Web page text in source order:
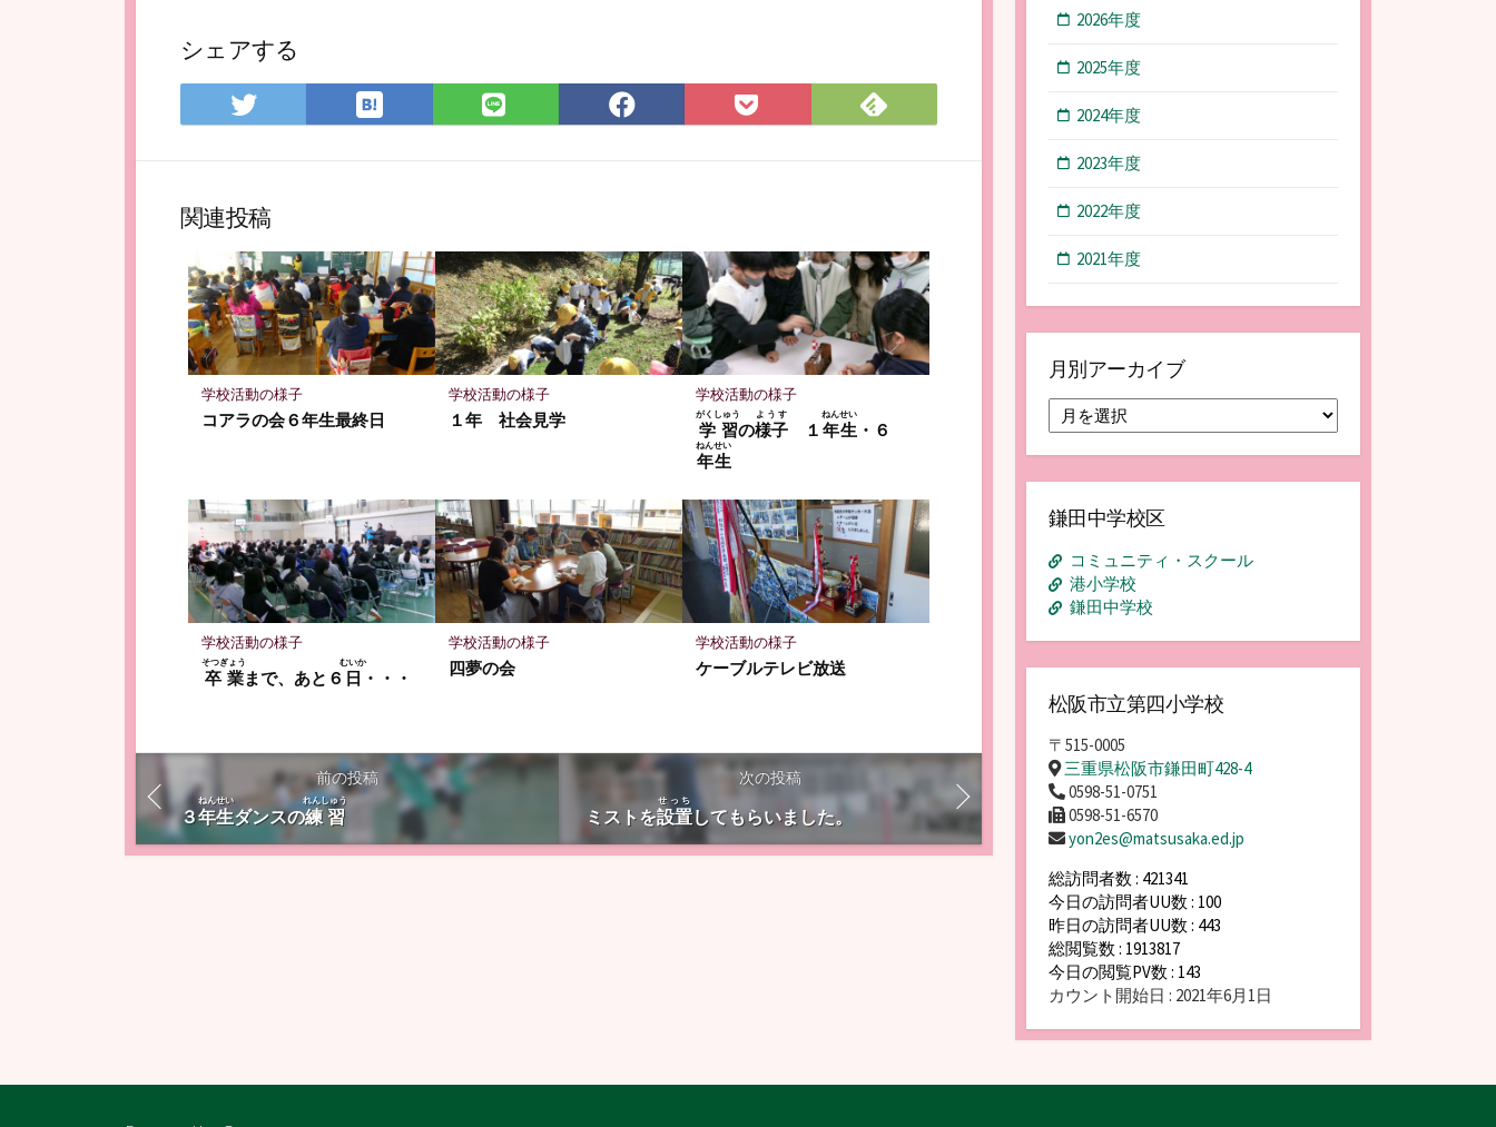
シェアする
Twitter
ェ
ア
は
ク
マ
ー
ク
に
存
LINE
FacebookPocket Feedly
関連投稿
学校活動の様子
コアラの会６年生最終日
学校活動の様子
１年 社会見学
学校活動の様子
学習
がくしゅう
の様子
ようす
１ 年生
ねんせい
・６
年生
ねんせい
学校活動の様子
卒業
そつぎょう
まで、あと６ 日
むいか
・・・
学校活動の様子
四夢の会
学校活動の様子
ケーブルテレビ放送
前の投稿
３年生
ねんせい
ダンスの練習
れんしゅう
次の投稿
ミストを設置
せっち
してもらいました。
2026年度
2025年度
2024年度
2023年度
2022年度
2021年度
月別アーカイブ
別
ア
ー
イ
ブ
鎌田中学校区
コミュニティ・スクール
港小学校
鎌田中学校
松阪市立第四小学校
〒515-0005
三重県松阪市鎌田町428-4
0598-51-0751
0598-51-6570
yon2es@matsusaka.ed.jp
総訪問者数 : 421341
今日の訪問者UU数 : 100
昨日の訪問者UU数 : 443
総閲覧数 : 1913817
今日の閲覧PV数 : 143
カウント開始日 : 2021年6月1日